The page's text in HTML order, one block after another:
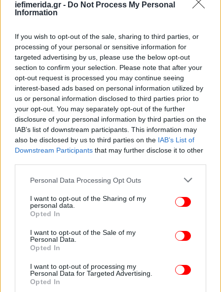
iefimerida.gr - Do Not Process My Personal
Information
If you wish to opt-out of the sale, sharing to third parties, or
processing of your personal or sensitive information for
targeted advertising by us, please use the below opt-out
section to confirm your selection. Please note that after your
opt-out request is processed you may continue seeing
interest-based ads based on personal information utilized by
us or personal information disclosed to third parties prior to
your opt-out. You may separately opt-out of the further
disclosure of your personal information by third parties on the
IAB’s list of downstream participants. This information may
also be disclosed by us to third parties on the IAB’s List of
Downstream Participants that may further disclose it to other
Please note that this website/app uses one or more Google
not limited to your visit or usage behaviour. You may click to
grant or deny consent to Google and its third-party tags to
use your data for below specified purposes in below Google
consent section.
Personal Data Processing Opt Outs
I want to opt-out of the Sharing of my
personal data.
Opted In
I want to opt-out of the Sale of my
Personal Data.
Opted In
I want to opt-out of processing my
Personal Data for Targeted Advertising.
Opted In
ΠΟΛΙΤΙΣΜΟΣ 11/05/2024 17:03
To iefimerida στην οικία Καβάφη στην
Αλεξάνδρεια -Το σπίτι, το μπαλκόνι, η γειτονιά
και εκπληκτικά ντοκουμέντα